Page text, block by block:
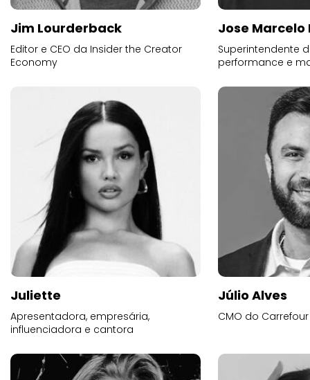
Jim Lourderback
Editor e CEO da Insider the Creator
Economy
Jose Marcelo
Superintendente
performance e
Juliette
Apresentadora, empresária,
influenciadora e cantora
Júlio Alves
CMO do Carrefour